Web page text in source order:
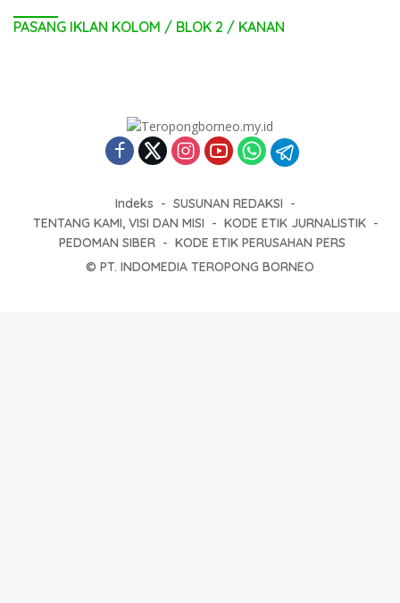
PASANG IKLAN KOLOM / BLOK 2 / KANAN
Indeks
SUSUNAN REDAKSI
TENTANG KAMI, VISI DAN MISI
KODE ETIK JURNALISTIK
PEDOMAN SIBER
KODE ETIK PERUSAHAN PERS
© PT. INDOMEDIA TEROPONG BORNEO